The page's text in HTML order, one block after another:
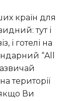
тут і
і готелі на
“All
території
Ви